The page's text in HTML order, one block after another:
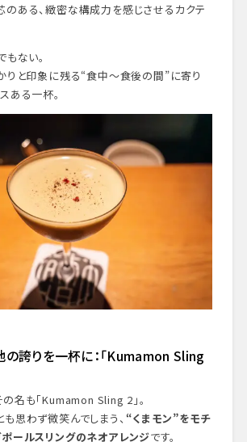
ある、緻密な構成力を感じさせるカクテ
もない。
りと印象に残る“食中～食後の間”に寄り
ある一杯。
誇りを一杯に：「Kumamon Sling
名も「Kumamon Sling 2」。
思わず微笑んでしまう、 “くまモン”をモチ
ールスリングのネオアレンジです。